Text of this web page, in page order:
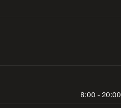
8:00 - 20:00